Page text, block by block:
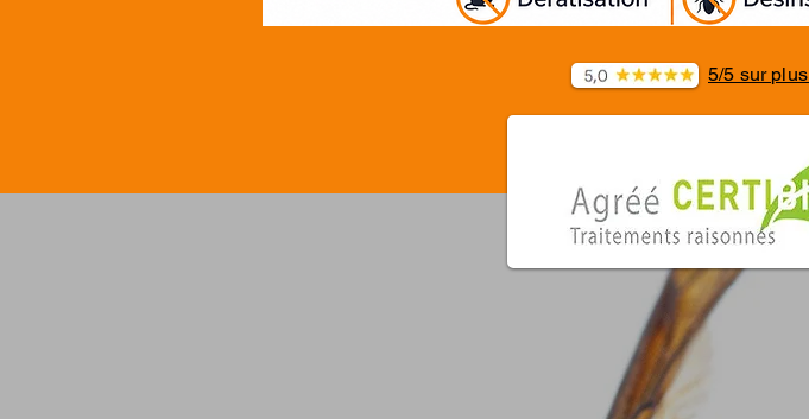
5/5 sur